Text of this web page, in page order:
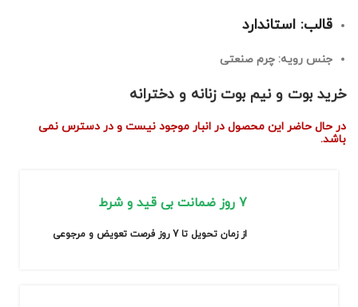
قالب: استاندارد
جنس رویه: چرم صنعتی
خرید بوت و نیم بوت زنانه و دخترانه
در حال حاضر این محصول در انبار موجود نیست و در دسترس نمی
باشد.
7 روز ضمانت بی قید و شرط
از زمان تحویل تا 7 روز فرصت تعویض و مرجوعی